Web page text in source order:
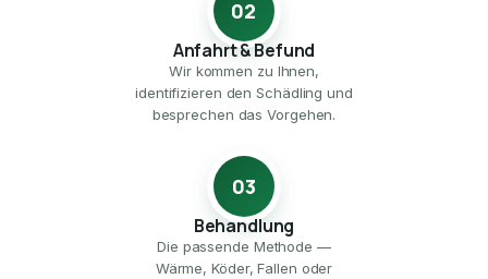
02
Anfahrt & Befund
Wir kommen zu Ihnen,
identifizieren den Schädling und
besprechen das Vorgehen.
03
Behandlung
Die passende Methode —
Wärme, Köder, Fallen oder